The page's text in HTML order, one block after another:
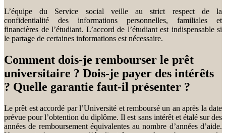
L’équipe du Service social veille au strict respect de la
confidentialité des informations personnelles, familiales et
financières de l’étudiant. L’accord de l’étudiant est indispensable si
le partage de certaines informations est nécessaire.
Comment dois-je rembourser le prêt
universitaire ? Dois-je payer des intérêts
? Quelle garantie faut-il présenter ?
Le prêt est accordé par l’Université et remboursé un an après la date
prévue pour l’obtention du diplôme. Il est sans intérêt et étalé sur des
années de remboursement équivalentes au nombre d’années d’aide.